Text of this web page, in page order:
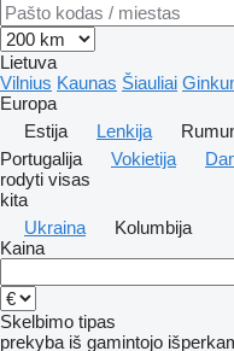
Lietuva
Vilnius Kaunas Šiauliai
Europa
Estija
Lenkija
Portugalija
Vokietija
rodyti visas
kita
Ukraina
Kolumbija
Kaina
Skelbimo tipas
prekyba iš gamintojo